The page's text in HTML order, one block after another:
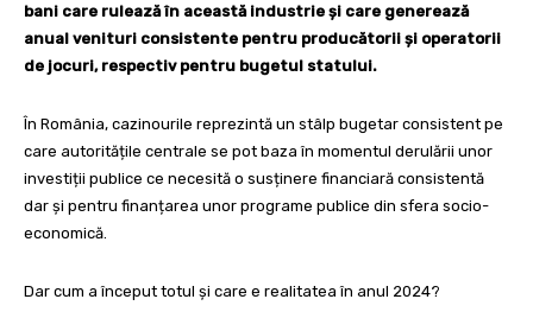
bani care rulează în această industrie și care generează
anual venituri consistente pentru producătorii și operatorii
de jocuri, respectiv pentru bugetul statului.
În România, cazinourile reprezintă un stâlp bugetar consistent pe
care autoritățile centrale se pot baza în momentul derulării unor
investiții publice ce necesită o susținere financiară consistentă
dar și pentru finanțarea unor programe publice din sfera socio-
economică.
Dar cum a început totul și care e realitatea în anul 2024?